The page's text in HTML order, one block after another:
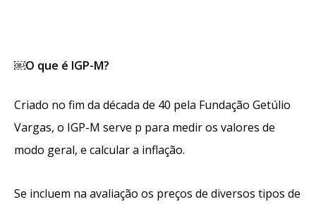
￼O que é IGP-M?
Criado no fim da década de 40 pela Fundação Getúlio
Vargas, o IGP-M serve p para medir os valores de
modo geral, e calcular a inflação.
Se incluem na avaliação os preços de diversos tipos de